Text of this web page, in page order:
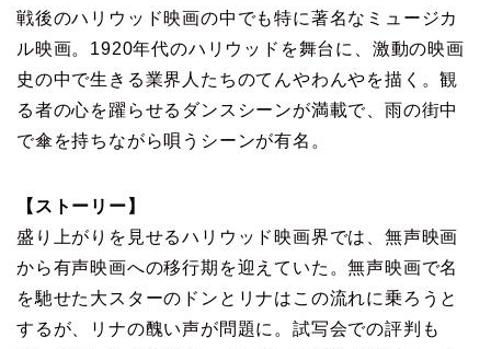
戦後のハリウッド映画の中でも特に著名なミュージカ
ル映画。1920年代のハリウッドを舞台に、激動の映画
史の中で生きる業界人たちのてんやわんやを描く。観
る者の心を躍らせるダンスシーンが満載で、雨の街中
で傘を持ちながら唄うシーンが有名。
【ストーリー】
盛り上がりを見せるハリウッド映画界では、無声映画
から有声映画への移行期を迎えていた。無声映画で名
を馳せた大スターのドンとリナはこの流れに乗ろうと
するが、リナの醜い声が問題に。試写会での評判も